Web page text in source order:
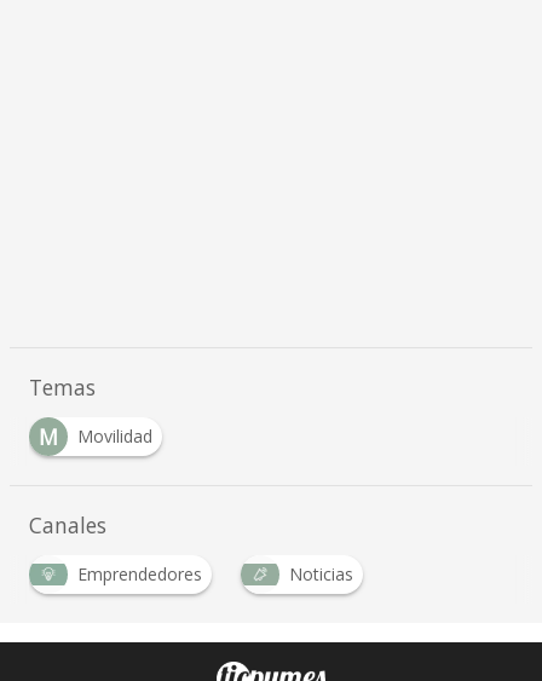
Temas
M
Movilidad
Canales
Emprendedores Noticias